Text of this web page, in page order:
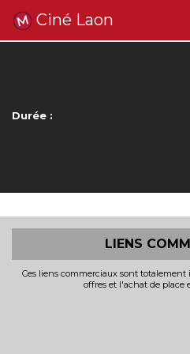
Ciné Laon
Durée :
LIENS
Ces liens commerciaux sont
offres et l'achat de place